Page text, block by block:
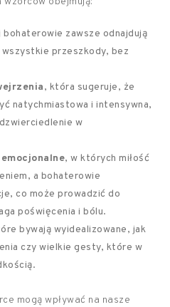
bohaterowie zawsze odnajdują
wszystkie przeszkody, bez
, która sugeruje, że
natychmiastowa i intensywna,
w
, w których miłość
a bohaterowie
co może prowadzić do
poświęcenia i bólu.
bywają wyidealizowane, jak
czy wielkie gesty, które w
mogą wpływać na nasze